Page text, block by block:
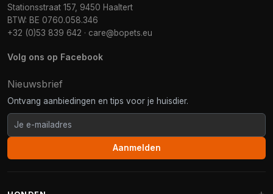
Stationsstraat 157, 9450 Haaltert
BTW: BE 0760.058.346
+32 (0)53 839 642 · care@bopets.eu
Volg ons op Facebook
Nieuwsbrief
Ontvang aanbiedingen en tips voor je huisdier.
Aanmelden